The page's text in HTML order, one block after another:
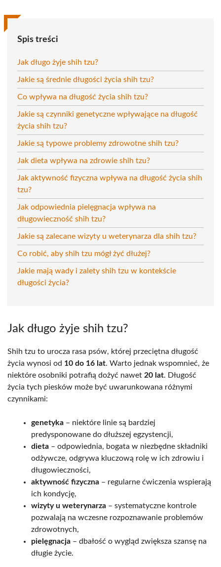
Spis treści
Jak długo żyje shih tzu?
Jakie są średnie długości życia shih tzu?
Co wpływa na długość życia shih tzu?
Jakie są czynniki genetyczne wpływające na długość
życia shih tzu?
Jakie są typowe problemy zdrowotne shih tzu?
Jak dieta wpływa na zdrowie shih tzu?
Jak aktywność fizyczna wpływa na długość życia shih
tzu?
Jak odpowiednia pielęgnacja wpływa na
długowieczność shih tzu?
Jakie są zalecane wizyty u weterynarza dla shih tzu?
Co robić, aby shih tzu mógł żyć dłużej?
Jakie mają wady i zalety shih tzu w kontekście
długości życia?
Jak długo żyje shih tzu?
Shih tzu to urocza rasa psów, której przeciętna długość
życia wynosi od 10 do 16 lat. Warto jednak wspomnieć, że
niektóre osobniki potrafią dożyć nawet 20 lat. Długość
życia tych piesków może być uwarunkowana różnymi
czynnikami:
genetyka – niektóre linie są bardziej
predysponowane do dłuższej egzystencji,
dieta – odpowiednia, bogata w niezbędne składniki
odżywcze, odgrywa kluczową rolę w ich zdrowiu i
długowieczności,
aktywność fizyczna – regularne ćwiczenia wspierają
ich kondycję,
wizyty u weterynarza – systematyczne kontrole
pozwalają na wczesne rozpoznawanie problemów
zdrowotnych,
pielęgnacja – dbałość o wygląd zwiększa szansę na
długie życie.